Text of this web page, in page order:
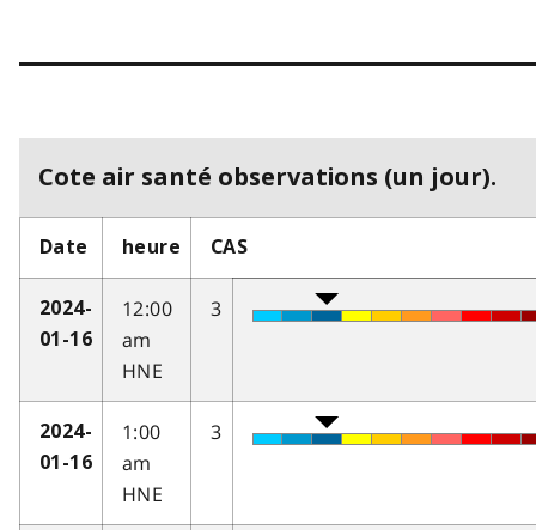
Cote air santé observations (un jour).
Date heure CAS
2024-
01-16
12:00
am
HNE
3
2024-
01-16
1:00
am
HNE
3